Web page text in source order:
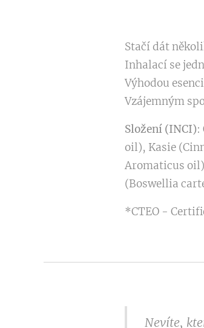
Stačí dát
Inhalací se
Výhodou
Vzájemným
Složení (INCI):
oil), Kasie
Aromaticus
(Boswellia
*CTEO -
Nevíte,